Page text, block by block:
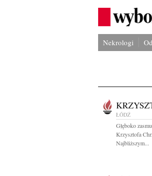
Nekrologi
ŁÓDŹ
Głęboko
Krzysztofa
Najbliższym...